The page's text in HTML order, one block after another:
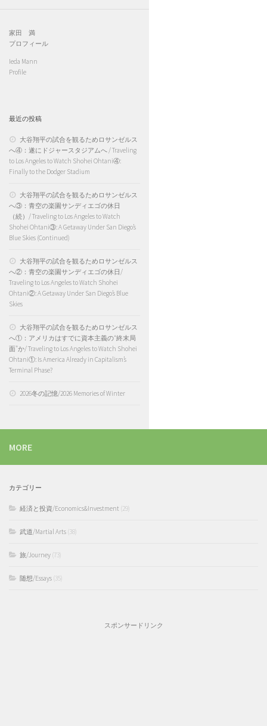
家田 満
プロフィール
Ieda Mann
Profile
最近の投稿
大谷翔平の試合を観るためロサンゼルス
へ④：遂にドジャースタジアムへ / Traveling
to Los Angeles to Watch Shohei Ohtani④:
Finally to the Dodger Stadium
大谷翔平の試合を観るためロサンゼルス
へ③：青空の楽園サンディエゴの休日
（続）/ Traveling to Los Angeles to Watch
Shohei Ohtani③: A Getaway Under San Diego’s
Blue Skies (Continued)
大谷翔平の試合を観るためロサンゼルス
へ②：青空の楽園サンディエゴの休日/
Traveling to Los Angeles to Watch Shohei
Ohtani②: A Getaway Under San Diego’s Blue
Skies
大谷翔平の試合を観るためロサンゼルス
へ①：アメリカはすでに資本主義の“終末局
面”か/ Traveling to Los Angeles to Watch Shohei
Ohtani①: Is America Already in Capitalism’s
Terminal Phase?
2026冬の記憶/2026 Memories of Winter
MORE
カテゴリー
経済と投資/Economics&Investment (29)
武道/Martial Arts (38)
旅/Journey (73)
随想/Essays (35)
スポンサードリンク